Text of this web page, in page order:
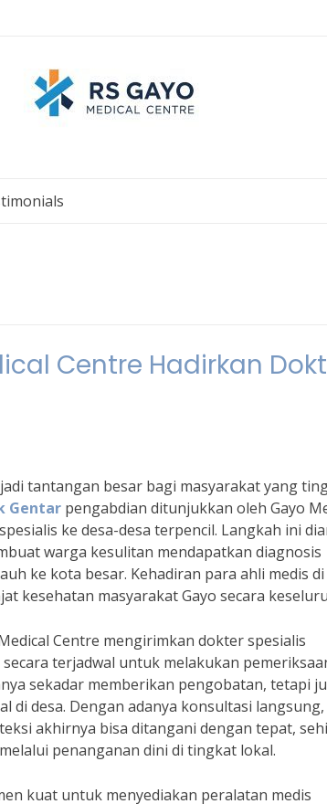
Centre Hadirkan
tantangan besar bagi masyarakat yang
Gentar pengabdian ditunjukkan oleh Gayo
ke desa-desa terpencil. Langkah ini
warga kesulitan mendapatkan diagnosis
ke kota besar. Kehadiran para ahli medis di
kesehatan masyarakat Gayo secara
Centre mengirimkan dokter spesialis
terjadwal untuk melakukan
sekadar memberikan pengobatan, tetapi
di desa. Dengan adanya konsultasi langsung,
akhirnya bisa ditangani dengan tepat,
penanganan dini di tingkat lokal.
kuat untuk menyediakan peralatan medis